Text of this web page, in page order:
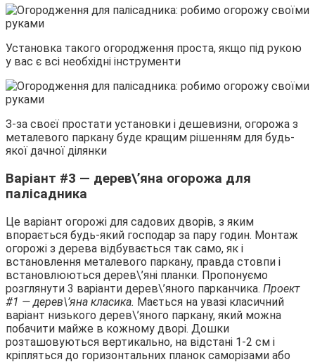
Установка такого огородження проста, якщо під рукою
у вас є всі необхідні інструменти
З-за своєї простати установки і дешевизни, огорожа з
металевого паркану буде кращим рішенням для будь-
якої дачної ділянки
Варіант #3 — дерев\’яна огорожа для
палісадника
Це варіант огорожі для садових дворів, з яким
впорається будь-який господар за пару годин. Монтаж
огорожі з дерева відбувається так само, як і
встановлення металевого паркану, правда стовпи і
встановлюються дерев\’яні планки. Пропонуємо
розглянути 3 варіанти дерев\’яного парканчика. Проект
#1 — дерев\’яна класика. Мається на увазі класичний
варіант низького дерев\’яного паркану, який можна
побачити майже в кожному дворі. Дошки
розташовуються вертикально, на відстані 1-2 см і
кріпляться до горизонтальних планок саморізами або